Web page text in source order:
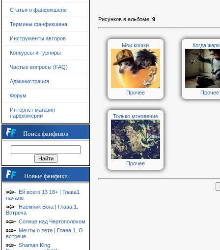
Статьи о фанфикшене
Термины фанфикшена
Инструменты авторов
Конкурсы и турниры
Частые вопросы (FAQ)
Администрация
Форум
Интернет магазин
парфюмерии
Поиск фанфиков
Новые фанфики
Ей всего 13 18+ | Глава1
начало
Наёмник Бога | Глава 1.
Встреча
Солнце над Чертополохом
Мечты о лете | Глава 1. О
встрече
Shaman King.
Рисунков в альбоме: 9
Мои кошки
Прочее
Когда
Прочее
Только мгновение
Прочее